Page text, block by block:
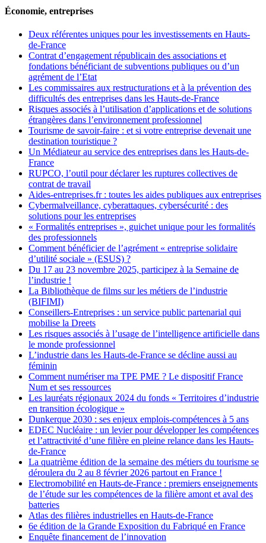
Économie, entreprises
Deux référentes uniques pour les investissements en Hauts-
de-France
Contrat d’engagement républicain des associations et
fondations bénéficiant de subventions publiques ou d’un
agrément de l’Etat
Les commissaires aux restructurations et à la prévention des
difficultés des entreprises dans les Hauts-de-France
Risques associés à l’utilisation d’applications et de solutions
étrangères dans l’environnement professionnel
Tourisme de savoir-faire : et si votre entreprise devenait une
destination touristique ?
Un Médiateur au service des entreprises dans les Hauts-de-
France
RUPCO, l’outil pour déclarer les ruptures collectives de
contrat de travail
Aides-entreprises.fr : toutes les aides publiques aux entreprises
Cybermalveillance, cyberattaques, cybersécurité : des
solutions pour les entreprises
« Formalités entreprises », guichet unique pour les formalités
des professionnels
Comment bénéficier de l’agrément « entreprise solidaire
d’utilité sociale » (ESUS) ?
Du 17 au 23 novembre 2025, participez à la Semaine de
l’industrie !
La Bibliothèque de films sur les métiers de l’industrie
(BIFIMI)
Conseillers-Entreprises : un service public partenarial qui
mobilise la Dreets
Les risques associés à l’usage de l’intelligence artificielle dans
le monde professionnel
L’industrie dans les Hauts-de-France se décline aussi au
féminin
Comment numériser ma TPE PME ? Le dispositif France
Num et ses ressources
Les lauréats régionaux 2024 du fonds « Territoires d’industrie
en transition écologique »
Dunkerque 2030 : ses enjeux emplois-compétences à 5 ans
EDEC Nucléaire : un levier pour développer les compétences
et l’attractivité d’une filière en pleine relance dans les Hauts-
de-France
La quatrième édition de la semaine des métiers du tourisme se
déroulera du 2 au 8 février 2026 partout en France !
Electromobilité en Hauts-de-France : premiers enseignements
de l’étude sur les compétences de la filière amont et aval des
batteries
Atlas des filières industrielles en Hauts-de-France
6e édition de la Grande Exposition du Fabriqué en France
Enquête financement de l’innovation